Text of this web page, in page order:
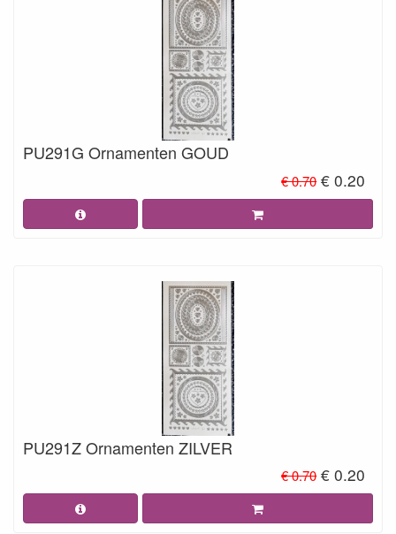
PU291G Ornamenten GOUD
€ 0.70 € 0.20
PU291Z Ornamenten ZILVER
€ 0.70 € 0.20